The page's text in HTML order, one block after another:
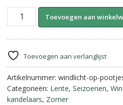
Lantaarn
38
cm.
aantal
Toevoegen aan
Toevoegen aan verlanglijst
Artikelnummer: windlicht-op-
Categorieën: Lente, Seizoenen,
kandelaars, Zomer